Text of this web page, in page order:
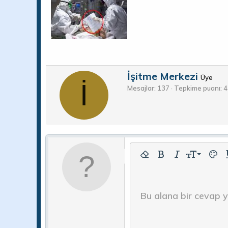
İ
Y
a
z
İşitme Merkezi Üye
Mesajlar 137 Tepkime puanı
Biçimlendirmeyi kaldır
Kalın YatıkYazı boyutu
9
15
Arial
Georgia
Bu alana bir cevap